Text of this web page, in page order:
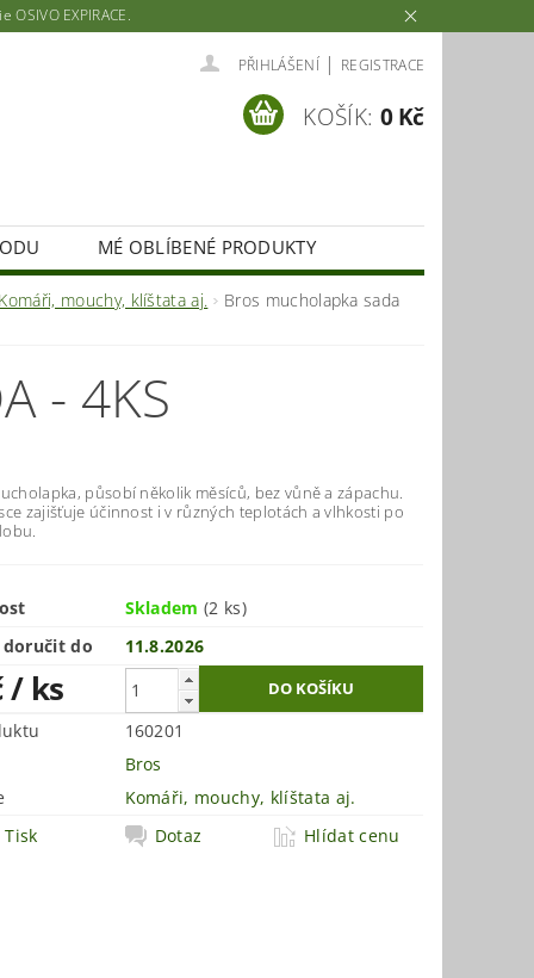
EXPIRACE.
PŘIHLÁŠENÍ | REGISTRACE
KOŠÍK: 0 Kč
MÉ OBLÍBENÉ PRODUKTY
mouchy, klíštata aj. Bros mucholapka sada
- 4KS
působí několik měsíců, bez vůně a zápachu.
zajišťuje účinnost i v různých teplotách a vlhkosti po
Skladem(2 ks)
doručit do
11.8.2026
/ ks
160201
Bros
Komáři, mouchy, klíštata aj.
Tisk
Dotaz Hlídat cenu